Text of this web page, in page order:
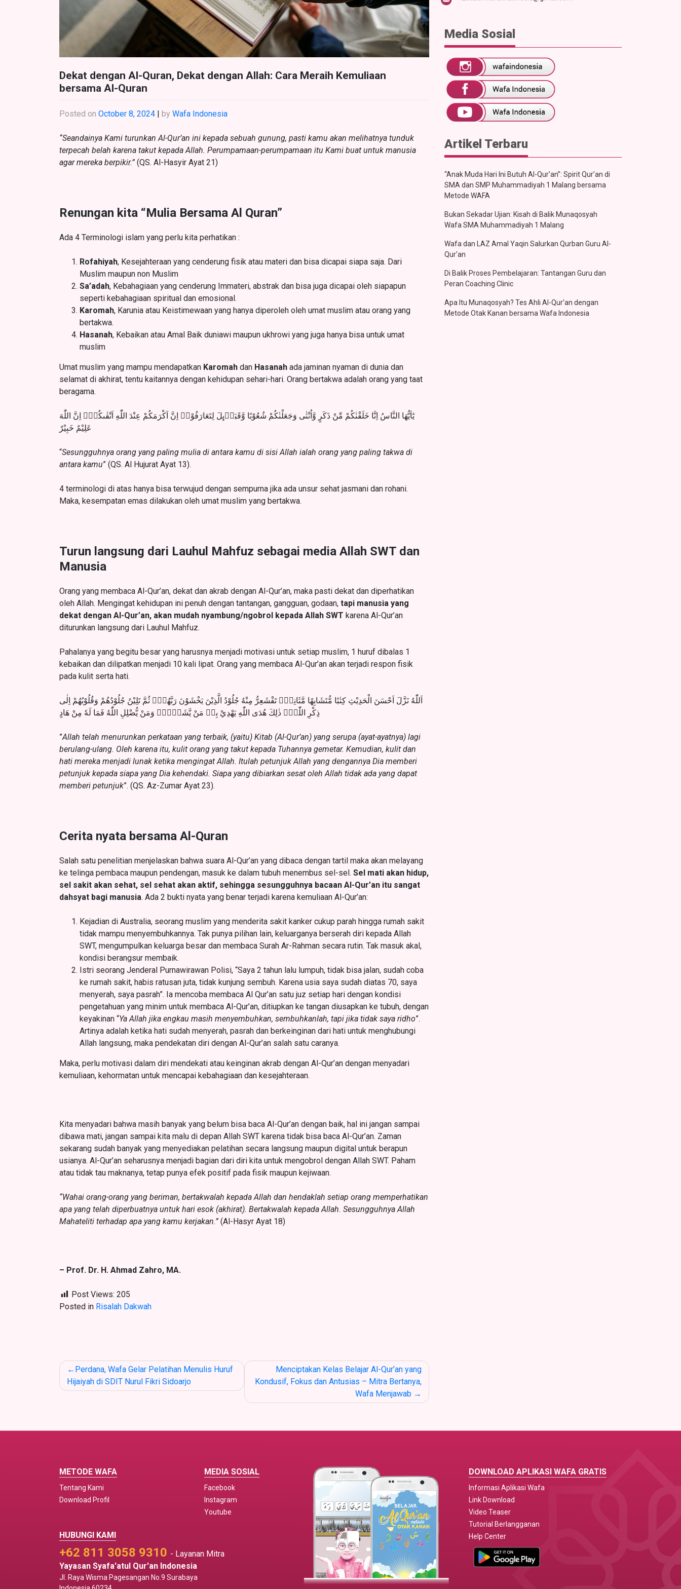
Dekat dengan Al-Quran, Dekat dengan Allah: Cara Meraih Kemuliaan
bersama Al-Quran
Posted on October 8, 2024 | by Wafa Indonesia
“Seandainya Kami turunkan Al-Qur’an ini kepada sebuah gunung, pasti kamu akan melihatnya tunduk
terpecah belah karena takut kepada Allah. Perumpamaan-perumpamaan itu Kami buat untuk manusia
agar mereka berpikir.” (QS. Al-Hasyir Ayat 21)
Renungan kita “Mulia Bersama Al Quran”
Ada 4 Terminologi islam yang perlu kita perhatikan :
Rofahiyah, Kesejahteraan yang cenderung fisik atau materi dan bisa dicapai siapa saja. Dari
Muslim maupun non Muslim
Sa’adah, Kebahagiaan yang cenderung Immateri, abstrak dan bisa juga dicapai oleh siapapun
seperti kebahagiaan spiritual dan emosional.
Karomah, Karunia atau Keistimewaan yang hanya diperoleh oleh umat muslim atau orang yang
bertakwa.
Hasanah, Kebaikan atau Amal Baik duniawi maupun ukhrowi yang juga hanya bisa untuk umat
muslim
Umat muslim yang mampu mendapatkan Karomah dan Hasanah ada jaminan nyaman di dunia dan
selamat di akhirat, tentu kaitannya dengan kehidupan sehari-hari. Orang bertakwa adalah orang yang taat
beragama.
يٰٓاَيُّهَا النَّاسُ اِنَّا خَلَقْنٰكُمْ مِّنْ ذَكَرٍ وَّاُنْثٰى وَجَعَلْنٰكُمْ شُعُوْبًا وَّقَبَاۤىِٕلَ لِتَعَارَفُوْاۚ اِنَّ اَكْرَمَكُمْ عِنْدَ اللّٰهِ اَتْقٰىكُمْۗ اِنَّ اللّٰهَ
عَلِيْمٌ خَبِيْرٌ
“Sesungguhnya orang yang paling mulia di antara kamu di sisi Allah ialah orang yang paling takwa di
antara kamu” (QS. Al Hujurat Ayat 13).
4 terminologi di atas hanya bisa terwujud dengan sempurna jika ada unsur sehat jasmani dan rohani.
Maka, kesempatan emas dilakukan oleh umat muslim yang bertakwa.
Turun langsung dari Lauhul Mahfuz sebagai media Allah SWT dan
Manusia
Orang yang membaca Al-Qur’an, dekat dan akrab dengan Al-Qur’an, maka pasti dekat dan diperhatikan
oleh Allah. Mengingat kehidupan ini penuh dengan tantangan, gangguan, godaan, tapi manusia yang
dekat dengan Al-Qur’an, akan mudah nyambung/ngobrol kepada Allah SWT karena Al-Qur’an
diturunkan langsung dari Lauhul Mahfuz.
Pahalanya yang begitu besar yang harusnya menjadi motivasi untuk setiap muslim, 1 huruf dibalas 1
kebaikan dan dilipatkan menjadi 10 kali lipat. Orang yang membaca Al-Qur’an akan terjadi respon fisik
pada kulit serta hati.
اَللّٰهُ نَزَّلَ اَحْسَنَ الْحَدِيْثِ كِتٰبًا مُّتَشَابِهًا مَّثَانِيَۙ تَقْشَعِرُّ مِنْهُ جُلُوْدُ الَّذِيْنَ يَخْشَوْنَ رَبَّهُمْۚ ثُمَّ تَلِيْنُ جُلُوْدُهُمْ وَقُلُوْبُهُمْ اِلٰى
ذِكْرِ اللّٰهِۗ ذٰلِكَ هُدَى اللّٰهِ يَهْدِيْ بِهٖ مَنْ يَّشَاۤءُۗ وَمَنْ يُّضْلِلِ اللّٰهُ فَمَا لَهٗ مِنْ هَادٍ
”Allah telah menurunkan perkataan yang terbaik, (yaitu) Kitab (Al-Qur’an) yang serupa (ayat-ayatnya) lagi
berulang-ulang. Oleh karena itu, kulit orang yang takut kepada Tuhannya gemetar. Kemudian, kulit dan
hati mereka menjadi lunak ketika mengingat Allah. Itulah petunjuk Allah yang dengannya Dia memberi
petunjuk kepada siapa yang Dia kehendaki. Siapa yang dibiarkan sesat oleh Allah tidak ada yang dapat
memberi petunjuk”. (QS. Az-Zumar Ayat 23).
Cerita nyata bersama Al-Quran
Salah satu penelitian menjelaskan bahwa suara Al-Qur’an yang dibaca dengan tartil maka akan melayang
ke telinga pembaca maupun pendengan, masuk ke dalam tubuh menembus sel-sel. Sel mati akan hidup,
sel sakit akan sehat, sel sehat akan aktif, sehingga sesungguhnya bacaan Al-Qur’an itu sangat
dahsyat bagi manusia. Ada 2 bukti nyata yang benar terjadi karena kemuliaan Al-Qur’an:
Kejadian di Australia, seorang muslim yang menderita sakit kanker cukup parah hingga rumah sakit
tidak mampu menyembuhkannya. Tak punya pilihan lain, keluarganya berserah diri kepada Allah
SWT, mengumpulkan keluarga besar dan membaca Surah Ar-Rahman secara rutin. Tak masuk akal,
kondisi berangsur membaik.
Istri seorang Jenderal Purnawirawan Polisi, “Saya 2 tahun lalu lumpuh, tidak bisa jalan, sudah coba
ke rumah sakit, habis ratusan juta, tidak kunjung sembuh. Karena usia saya sudah diatas 70, saya
menyerah, saya pasrah”. Ia mencoba membaca Al Qur’an satu juz setiap hari dengan kondisi
pengetahuan yang minim untuk membaca Al-Qur’an, ditiupkan ke tangan diusapkan ke tubuh, dengan
keyakinan “Ya Allah jika engkau masih menyembuhkan, sembuhkanlah, tapi jika tidak saya ridho”.
Artinya adalah ketika hati sudah menyerah, pasrah dan berkeinginan dari hati untuk menghubungi
Allah langsung, maka pendekatan diri dengan Al-Qur’an salah satu caranya.
Maka, perlu motivasi dalam diri mendekati atau keinginan akrab dengan Al-Qur’an dengan menyadari
kemuliaan, kehormatan untuk mencapai kebahagiaan dan kesejahteraan.
Kita menyadari bahwa masih banyak yang belum bisa baca Al-Qur’an dengan baik, hal ini jangan sampai
dibawa mati, jangan sampai kita malu di depan Allah SWT karena tidak bisa baca Al-Qur’an. Zaman
sekarang sudah banyak yang menyediakan pelatihan secara langsung maupun digital untuk berapun
usianya. Al-Qur’an seharusnya menjadi bagian dari diri kita untuk mengobrol dengan Allah SWT. Paham
atau tidak tau maknanya, tetap punya efek positif pada fisik maupun kejiwaan.
“Wahai orang-orang yang beriman, bertakwalah kepada Allah dan hendaklah setiap orang memperhatikan
apa yang telah diperbuatnya untuk hari esok (akhirat). Bertakwalah kepada Allah. Sesungguhnya Allah
Mahateliti terhadap apa yang kamu kerjakan.” (Al-Hasyr Ayat 18)
– Prof. Dr. H. Ahmad Zahro, MA.
Post Views: 205
Posted in Risalah Dakwah
Post
navigation
Perdana, Wafa Gelar Pelatihan Menulis Huruf
Hijaiyah di SDIT Nurul Fikri Sidoarjo
Menciptakan Kelas Belajar Al-Qur’an yang
Kondusif, Fokus dan Antusias – Mitra Bertanya,
Wafa Menjawab
Media Sosial
Artikel Terbaru
“Anak Muda Hari Ini Butuh Al-Qur’an”: Spirit Qur’an di
SMA dan SMP Muhammadiyah 1 Malang bersama
Metode WAFA
Bukan Sekadar Ujian: Kisah di Balik Munaqosyah
Wafa SMA Muhammadiyah 1 Malang
Wafa dan LAZ Amal Yaqin Salurkan Qurban Guru Al-
Qur’an
Di Balik Proses Pembelajaran: Tantangan Guru dan
Peran Coaching Clinic
Apa Itu Munaqosyah? Tes Ahli Al-Qur’an dengan
Metode Otak Kanan bersama Wafa Indonesia
METODE WAFA
Tentang Kami
Download Profil
MEDIA SOSIAL
Facebook
Instagram
Youtube
HUBUNGI KAMI
+62 811 3058 9310 - Layanan Mitra
Yayasan Syafa'atul Qur'an Indonesia
Jl. Raya Wisma Pagesangan No.9 Surabaya
DOWNLOAD APLIKASI WAFA GRATIS
Informasi Aplikasi Wafa
Link Download
Video Teaser
Tutorial Berlangganan
Help Center